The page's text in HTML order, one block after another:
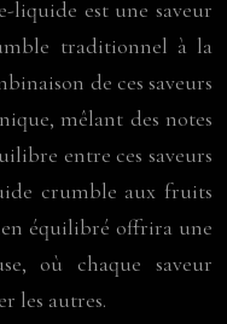
liquide est une saveur
traditionnel à la
de ces saveurs
mêlant des notes
entre ces saveurs
crumble aux fruits
équilibré offrira une
où chaque saveur
les autres.